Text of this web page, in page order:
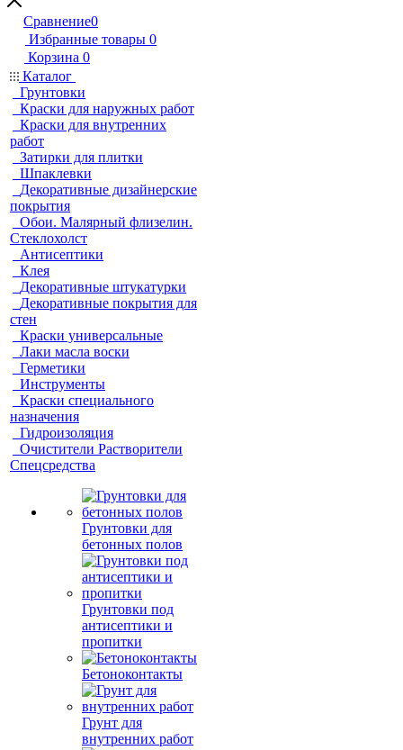
Сравнение0
Избранные товары 0
Корзина 0
Каталог
Грунтовки
Краски для наружных работ
Краски для внутренних
работ
Затирки для плитки
Шпаклевки
Декоративные дизайнерские
покрытия
Обои. Малярный флизелин.
Стеклохолст
Антисептики
Клея
Декоративные штукатурки
Декоративные покрытия для
стен
Краски универсальные
Лаки масла воски
Герметики
Инструменты
Краски специального
назначения
Гидроизоляция
Очистители Растворители
Спецсредства
Грунтовки для
бетонных полов
Грунтовки под
антисептики и
пропитки
Бетоноконтакты
Грунт для
внутренних работ